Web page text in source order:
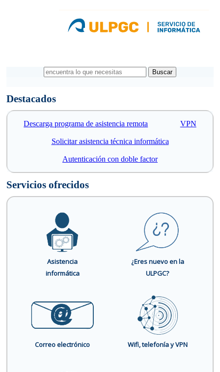
Formulario de búsqueda
encuentra lo que necesitas
Destacados
Descarga programa de asistencia remota VPN
Solicitar asistencia técnica informática
Autenticación con doble factor
Servicios ofrecidos
Asistencia
informática
¿Eres nuevo en la
ULPGC?
Correo electrónico Wifi, telefonía y VPN